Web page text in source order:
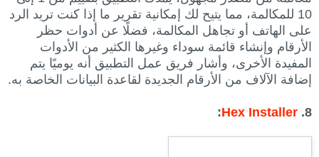
10 للمكالمة، مما يتيح لك إمكانية تقرير ما إذا كنت تريد الرد
على الهاتف أو تجاهل المكالمة، فضلًا عن أدوات حظر
الأرقام وإنشاء قائمة سوداء وغيرها الكثير من الأدوات
المفيدة الأخرى، وأشار فريق عمل التطبيق أنه يوميًا يتم
إضافة الآلاف من الأرقام الجديدة لقاعدة البيانات الخاصة به.
8.
Hex Installer
: